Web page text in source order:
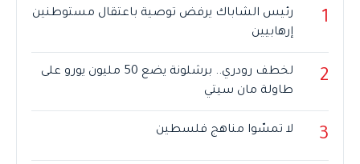
1
رئيس الشاباك يرفض توصية باعتقال مستوطنين
إرهابيين
2
لخطف رودري.. برشلونة يضع 50 مليون يورو على
طاولة مان سيتي
3 لا تمسّوا مناهج فلسطين